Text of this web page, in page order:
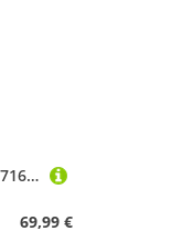
Hudora Basketballständer 71641 Start Basketballständer 205 mit Ball und Pumpe
69,99 €